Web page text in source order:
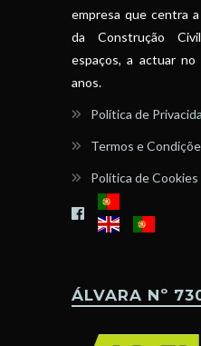
empresa que centra
da Construção
espaços, a actuar
anos.
Política de
Termos e
Política de Cookies
ÁLVARA Nº